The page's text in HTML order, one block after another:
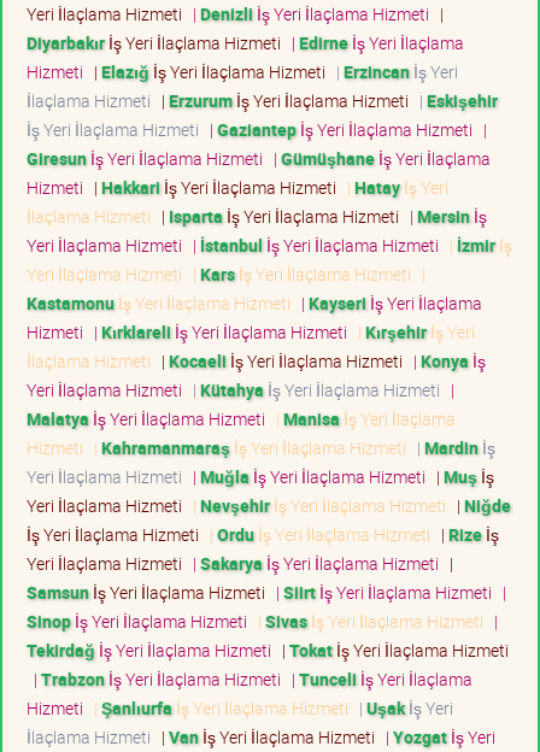
Yeri İlaçlama Hizmeti | Denizli İş Yeri İlaçlama Hizmeti |
Diyarbakırİş Yeri İlaçlama Hizmeti | Edirneİş Yeri İlaçlama
Hizmeti | Elazığ İş Yeri İlaçlama Hizmeti | Erzincanİş Yeri
İlaçlama Hizmeti | Erzurumİş Yeri İlaçlama Hizmeti | Eskişehir
İş Yeri İlaçlama Hizmeti | Gaziantepİş Yeri İlaçlama Hizmeti |
Giresunİş Yeri İlaçlama Hizmeti | Gümüşhaneİş Yeri İlaçlama
Hizmeti | Hakkari İş Yeri İlaçlama Hizmeti | Hatayİş Yeri
İlaçlama Hizmeti | Isparta İş Yeri İlaçlama Hizmeti | Mersinİş
Yeri İlaçlama Hizmeti | İstanbul İş Yeri İlaçlama Hizmeti | İzmirİş
Yeri İlaçlama Hizmeti | Karsİş Yeri İlaçlama Hizmeti |
Kastamonuİş Yeri İlaçlama Hizmeti | Kayseri İş Yeri İlaçlama
Hizmeti | Kırklareli İş Yeri İlaçlama Hizmeti | Kırşehirİş Yeri
İlaçlama Hizmeti | Kocaeli İş Yeri İlaçlama Hizmeti | Konya İş
Yeri İlaçlama Hizmeti | Kütahya İş Yeri İlaçlama Hizmeti |
Malatya İş Yeri İlaçlama Hizmeti | Manisa İş Yeri İlaçlama
Hizmeti | Kahramanmaraş İş Yeri İlaçlama Hizmeti | Mardinİş
Yeri İlaçlama Hizmeti | Muğla İş Yeri İlaçlama Hizmeti | Muş İş
Yeri İlaçlama Hizmeti | Nevşehirİş Yeri İlaçlama Hizmeti | Niğde
İş Yeri İlaçlama Hizmeti | Orduİş Yeri İlaçlama Hizmeti | Rizeİş
Yeri İlaçlama Hizmeti | Sakarya İş Yeri İlaçlama Hizmeti |
Samsunİş Yeri İlaçlama Hizmeti | Siirtİş Yeri İlaçlama Hizmeti |
Sinopİş Yeri İlaçlama Hizmeti | Sivasİş Yeri İlaçlama Hizmeti |
Tekirdağ İş Yeri İlaçlama Hizmeti | Tokatİş Yeri İlaçlama Hizmeti
| Trabzonİş Yeri İlaçlama Hizmeti | Tunceli İş Yeri İlaçlama
Hizmeti | Şanlıurfa İş Yeri İlaçlama Hizmeti | Uşakİş Yeri
İlaçlama Hizmeti | Vanİş Yeri İlaçlama Hizmeti | Yozgatİş Yeri